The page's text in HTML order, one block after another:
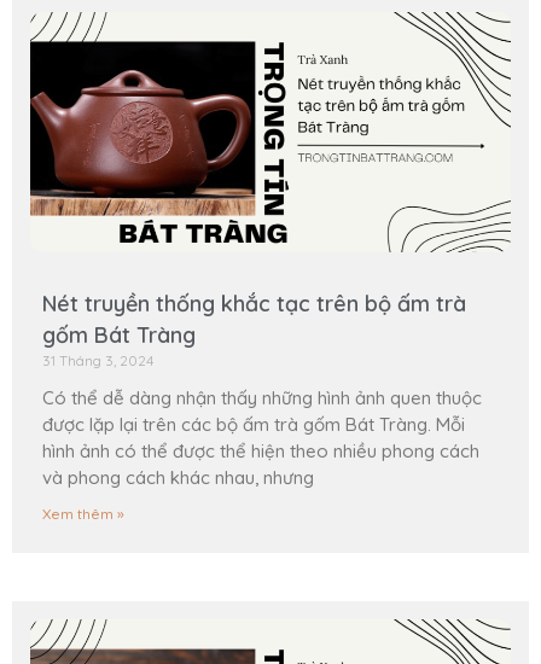
Nét truyền thống khắc tạc trên bộ ấm trà
gốm Bát Tràng
31 Tháng 3, 2024
Có thể dễ dàng nhận thấy những hình ảnh quen thuộc
được lặp lại trên các bộ ấm trà gốm Bát Tràng. Mỗi
hình ảnh có thể được thể hiện theo nhiều phong cách
và phong cách khác nhau, nhưng
Xem thêm »